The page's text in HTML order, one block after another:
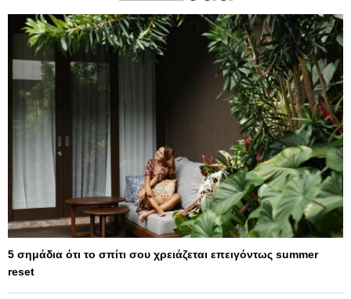
5 σημάδια ότι το σπίτι σου χρειάζεται επειγόντως summer
reset